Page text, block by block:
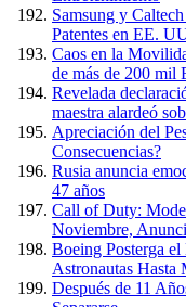
Samsung y
Patentes en EE.
Caos en la
de más de 200 mil
Revelada
maestra alardeó
Apreciación del
Consecuencias?
Rusia anuncia
47 años
Call of Duty:
Noviembre,
Boeing Posterga
Astronautas Hasta
Después de 11